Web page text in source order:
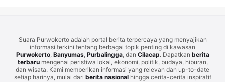
Suara Purwokerto adalah portal berita terpercaya yang menyajikan
informasi terkini tentang berbagai topik penting di kawasan
Purwokerto, Banyumas, Purbalingga, dan Cilacap. Dapatkan berita
terbarumengenai peristiwa lokal, ekonomi, politik, budaya, hiburan,
dan wisata. Kami memberikan informasi yang relevan dan up-to-date
setiap harinya, mulai dari berita nasionalhingga cerita-cerita inspiratif